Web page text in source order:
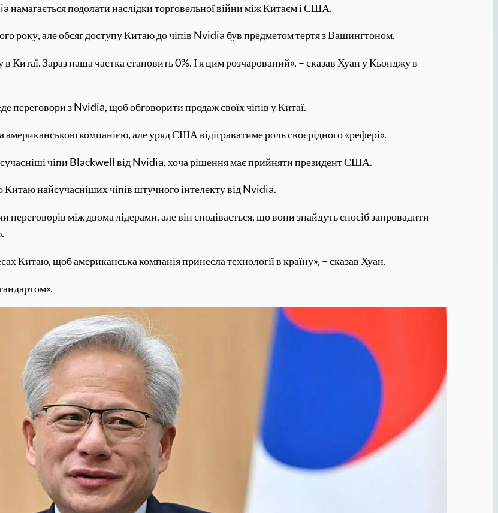
намагається подолати наслідки торговельної війни між Китаєм і США.
року, але обсяг доступу Китаю до чіпів Nvidia був предметом тертя з Вашингтоном.
Китаї. Зараз наша частка становить 0%. І я цим розчарований», – сказав Хуан у Кьонджу в
переговори з Nvidia, щоб обговорити продаж своїх чіпів у Китаї.
компанією, але уряд США відіграватиме роль своєрідного «рефері».
чіпи Blackwell від Nvidia, хоча рішення має прийняти президент США.
найсучасніших чіпів штучного інтелекту від Nvidia.
між двома лідерами, але він сподівається, що вони знайдуть спосіб запровадити
Китаю, щоб американська компанія принесла технології в країну», – сказав Хуан.